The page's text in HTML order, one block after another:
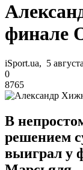
финале
iSport.ua, 5
0
8765
В
решением
выиграл у